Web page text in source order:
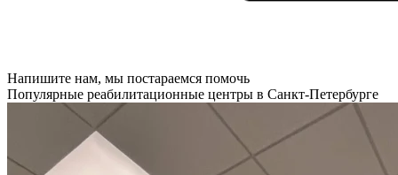
Напишите нам, мы постараемся помочь
Популярные реабилитационные центры в Санкт-Петербурге